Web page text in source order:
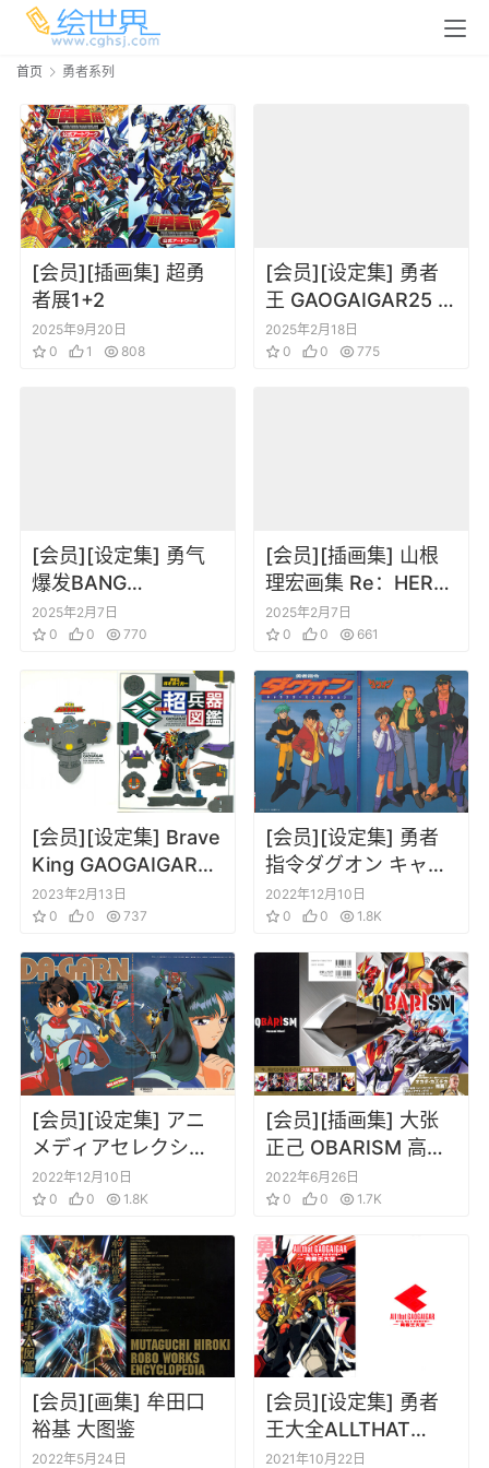
首页 勇者系列
[会员][插画集] 超勇
者展1+2
2025年9月20日
0
1 808
[会员][设定集] 勇者
王 GAOGAIGAR25 周
年 公式设定资料集
Glorious Gaogaiga
2025年2月18日
0
0 775
[会员][设定集] 勇气
爆发BANG
BRAVERN
MECHANIC &
2025年2月7日
0
0 770
[会员][插画集] 山根
理宏画集 Re：HERO
TO MASAHIRO
2025年2月7日
0
0 661
[会员][设定集] Brave
King GAOGAIGAR
Gutsy Geiod Guard’s
Ultra Technology
Guide Book
2023年2月13日
0
0 737
[会员][设定集] 勇者
指令ダグオン キャラ
クターズコレクショ
ン
2022年12月10日
0
0 1.8K
[会员][设定集] アニ
メディアセレクショ
ン 伝説の勇者ダ・ガ
ーン
2022年12月10日
0
0 1.8K
[会员][插画集] 大张
正己 OBARISM 高达
机体原画集
2022年6月26日
0
0 1.7K
[会员][画集] 牟田口
裕基 大图鉴
2022年5月24日
[会员][设定集] 勇者
王大全ALLTHAT
GAOGAIGAR
2021年10月22日